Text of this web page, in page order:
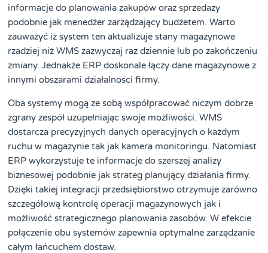
informacje do planowania zakupów oraz sprzedaży
podobnie jak menedżer zarządzający budżetem. Warto
zauważyć iż system ten aktualizuje stany magazynowe
rzadziej niż WMS zazwyczaj raz dziennie lub po zakończeniu
zmiany. Jednakże ERP doskonale łączy dane magazynowe z
innymi obszarami działalności firmy.
Oba systemy mogą ze sobą współpracować niczym dobrze
zgrany zespół uzupełniając swoje możliwości. WMS
dostarcza precyzyjnych danych operacyjnych o każdym
ruchu w magazynie tak jak kamera monitoringu. Natomiast
ERP wykorzystuje te informacje do szerszej analizy
biznesowej podobnie jak strateg planujący działania firmy.
Dzięki takiej integracji przedsiębiorstwo otrzymuje zarówno
szczegółową kontrolę operacji magazynowych jak i
możliwość strategicznego planowania zasobów. W efekcie
połączenie obu systemów zapewnia optymalne zarządzanie
całym łańcuchem dostaw.